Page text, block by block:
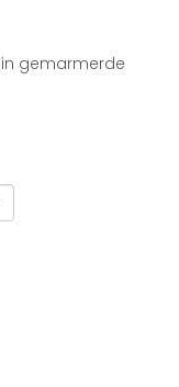
in gemarmerde